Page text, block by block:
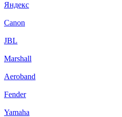
Яндекс
Canon
JBL
Marshall
Aeroband
Fender
Yamaha